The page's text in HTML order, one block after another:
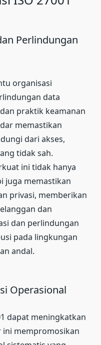
Perlindungan
organisasi
data
praktik keamanan
memastikan
dari akses,
tidak sah.
ini tidak hanya
juga memastikan
privasi, memberikan
dan
dan perlindungan
pada lingkungan
andal.
Operasional
dapat meningkatkan
ini mempromosikan